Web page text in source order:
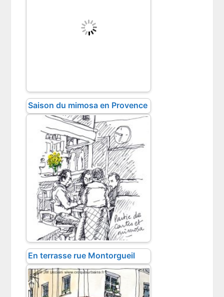
Saison du mimosa en Provence
En terrasse rue Montorgueil